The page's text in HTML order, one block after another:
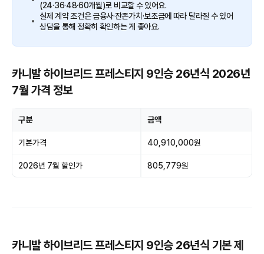
(24·36·48·60개월)로 비교할 수 있어요.
실제 계약 조건은 금융사·잔존가치·보조금에 따라 달라질 수 있어
상담을 통해 정확히 확인하는 게 좋아요.
카니발 하이브리드 프레스티지 9인승 26년식 2026년
7월 가격 정보
구분 금액
기본가격 40,910,000원
2026년 7월 할인가 805,779원
카니발 하이브리드 프레스티지 9인승 26년식 기본 제